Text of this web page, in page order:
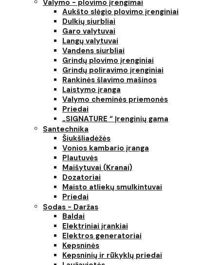
Valymo - plovimo įrengimai
Aukšto slėgio plovimo įrenginiai
Dulkių siurbliai
Garo valytuvai
Langų valytuvai
Vandens siurbliai
Grindų plovimo įrenginiai
Grindų poliravimo įrenginiai
Rankinės šlavimo mašinos
Laistymo įranga
Valymo cheminės priemonės
Priedai
„SIGNATURE “ Įrenginių gama
Santechnika
Šiukšliadėžės
Vonios kambario įranga
Plautuvės
Maišytuvai (Kranai)
Dozatoriai
Maisto atliekų smulkintuvai
Priedai
Sodas - Daržas
Baldai
Elektriniai įrankiai
Elektros generatoriai
Kepsninės
Kepsninių ir rūkyklų priedai